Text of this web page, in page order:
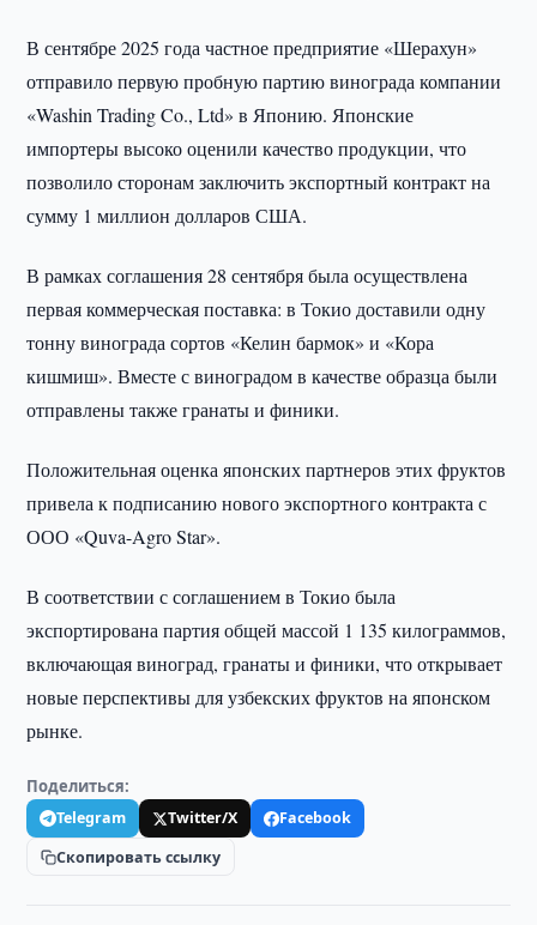
В сентябре 2025 года частное предприятие «Шерахун»
отправило первую пробную партию винограда компании
«Washin Trading Co., Ltd» в Японию. Японские
импортеры высоко оценили качество продукции, что
позволило сторонам заключить экспортный контракт на
сумму 1 миллион долларов США.
В рамках соглашения 28 сентября была осуществлена
первая коммерческая поставка: в Токио доставили одну
тонну винограда сортов «Келин бармок» и «Кора
кишмиш». Вместе с виноградом в качестве образца были
отправлены также гранаты и финики.
Положительная оценка японских партнеров этих фруктов
привела к подписанию нового экспортного контракта с
ООО «Quva-Agro Star».
В соответствии с соглашением в Токио была
экспортирована партия общей массой 1 135 килограммов,
включающая виноград, гранаты и финики, что открывает
новые перспективы для узбекских фруктов на японском
рынке.
Поделиться:
Telegram Twitter/X
Facebook
Скопировать ссылку